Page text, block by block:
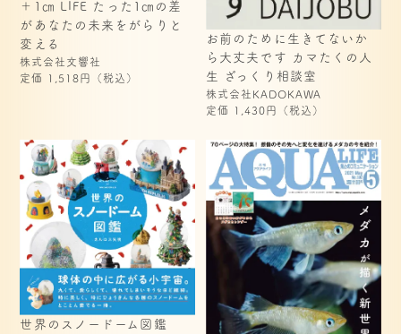
＋1㎝ LIFE たった1㎝の差
があなたの未来をがらりと
変える
株式会社文響社
定価 1,518円（税込）
お前のために生きてないか
ら大丈夫です カマたくの人
生 ざっくり相談室
株式会社KADOKAWA
定価 1,430円（税込）
世界のスノードーム図鑑